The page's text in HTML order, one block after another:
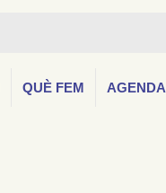
QUÈ FEM AGENDA